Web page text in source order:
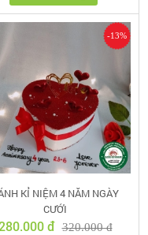
KỈ NIỆM 4 NĂM NGÀY
CƯỚI
đ 320.000 đ
-13%